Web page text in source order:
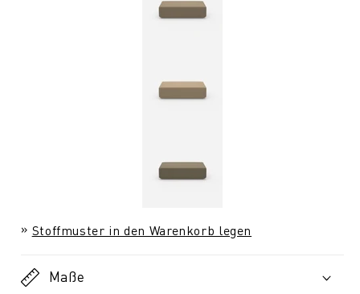
Stoffmuster in den Warenkorb legen
Maße